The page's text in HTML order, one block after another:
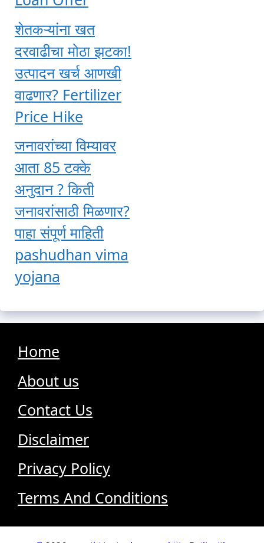
शेतकऱ्यांना खत
दरवाढीचा मोठा झटका!
उत्पादन खर्च आणखी
वाढणार? Fertilizer
Price Hike
जनावरांच्या विम्यावर
आता 85 टक्के
अनुदान ? किती
जनावरांसाठी मिळणार?
पाहा संपूर्ण माहिती
pashudhan vima
yojana
Home
About us
Contact Us
Disclaimer
Privacy Policy
Terms And Conditions